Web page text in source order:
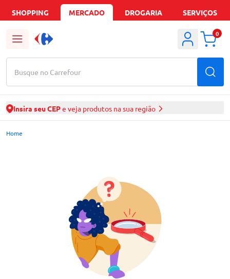
SHOPPING MERCADO DROGARIA SERVIÇOS
Busque no Carrefour
0
Insira seu CEPe veja produtos na sua região
Mercado Carrefour | Ofertas de Supermercado Delivery
Home